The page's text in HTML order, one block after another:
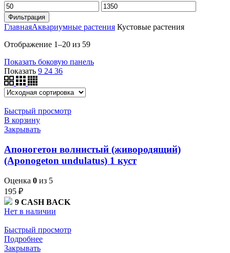
Минимальная
цена
Максимальная
цена
Фильтрация
ГлавнаяАквариумные растения Кустовые растения
Отображение 1–20 из 59
Показать боковую панель
Показать 9 24 36
Быстрый просмотр
В корзину
Закрывать
Апоногетон волнистый (живородящий)
(Aponogeton undulatus) 1 куст
Оценка 0 из 5
195 ₽
9 CASH BACK
Нет в наличии
Быстрый просмотр
Подробнее
Закрывать